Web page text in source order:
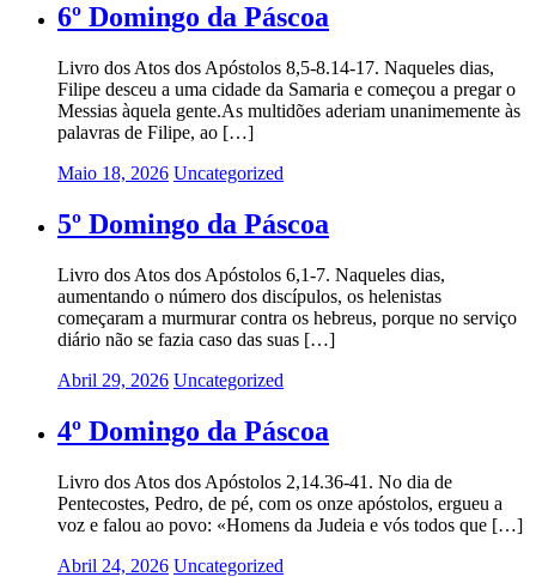
6º Domingo da Páscoa
Livro dos Atos dos Apóstolos 8,5-8.14-17. Naqueles dias,
Filipe desceu a uma cidade da Samaria e começou a pregar o
Messias àquela gente.As multidões aderiam unanimemente às
palavras de Filipe, ao […]
Maio 18, 2026 Uncategorized
5º Domingo da Páscoa
Livro dos Atos dos Apóstolos 6,1-7. Naqueles dias,
aumentando o número dos discípulos, os helenistas
começaram a murmurar contra os hebreus, porque no serviço
diário não se fazia caso das suas […]
Abril 29, 2026 Uncategorized
4º Domingo da Páscoa
Livro dos Atos dos Apóstolos 2,14.36-41. No dia de
Pentecostes, Pedro, de pé, com os onze apóstolos, ergueu a
voz e falou ao povo: «Homens da Judeia e vós todos que […]
Abril 24, 2026 Uncategorized